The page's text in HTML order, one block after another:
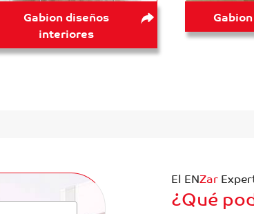
Gabion diseños
interiores
El ENZar
¿Qué